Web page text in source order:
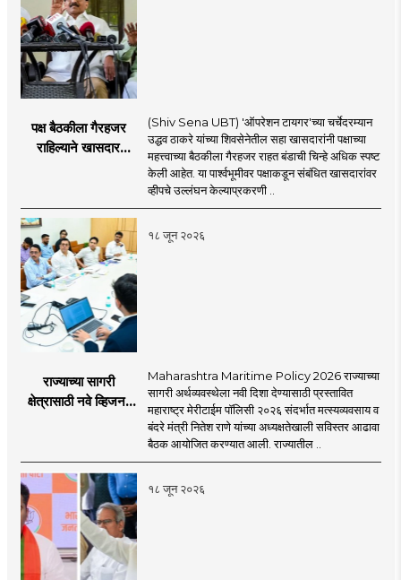
पक्ष बैठकीला गैरहजर
राहिल्याने खासदार
काय सांगतो?
(Shiv Sena UBT) 'ऑपरेशन टायगर'च्या चर्चेदरम्यान
उद्धव ठाकरे यांच्या शिवसेनेतील सहा खासदारांनी पक्षाच्या
महत्त्वाच्या बैठकीला गैरहजर राहत बंडाची चिन्हे अधिक स्पष्ट
केली आहेत. या पार्श्वभूमीवर पक्षाकडून संबंधित खासदारांवर
व्हीपचे उल्लंघन केल्याप्रकरणी ..
१८ जून २०२६
राज्याच्या सागरी
क्षेत्रासाठी नवे व्हिजन;
प्रस्ताव
Maharashtra Maritime Policy 2026 राज्याच्या
सागरी अर्थव्यवस्थेला नवी दिशा देण्यासाठी प्रस्तावित
महाराष्ट्र मेरीटाईम पॉलिसी २०२६ संदर्भात मत्स्यव्यवसाय व
बंदरे मंत्री नितेश राणे यांच्या अध्यक्षतेखाली सविस्तर आढावा
बैठक आयोजित करण्यात आली. राज्यातील ..
१८ जून २०२६